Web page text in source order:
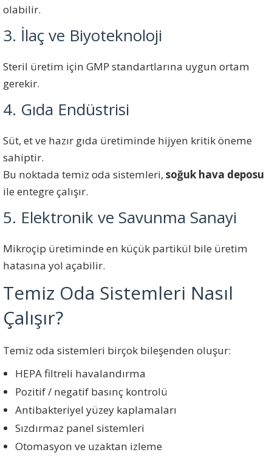
olabilir.
3. İlaç ve Biyoteknoloji
Steril üretim için GMP standartlarına uygun ortam
gerekir.
4. Gıda Endüstrisi
Süt, et ve hazır gıda üretiminde hijyen kritik öneme
sahiptir.
Bu noktada temiz oda sistemleri, soğuk hava deposu
ile entegre çalışır.
5. Elektronik ve Savunma Sanayi
Mikroçip üretiminde en küçük partikül bile üretim
hatasına yol açabilir.
Temiz Oda Sistemleri Nasıl
Çalışır?
Temiz oda sistemleri birçok bileşenden oluşur:
HEPA filtreli havalandırma
Pozitif / negatif basınç kontrolü
Antibakteriyel yüzey kaplamaları
Sızdırmaz panel sistemleri
Otomasyon ve uzaktan izleme